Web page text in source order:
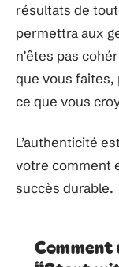
résultats de
permettra aux
n’êtes pas
que vous faites,
ce que vous
L’authenticité
votre comment
succès durable.